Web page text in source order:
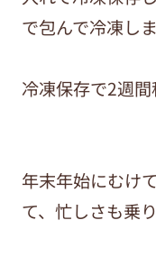
で包んで冷凍しま
冷凍保存で2週間
年末年始にむけ
て、忙しさも乗